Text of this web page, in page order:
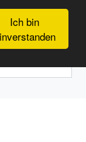
Ich bin